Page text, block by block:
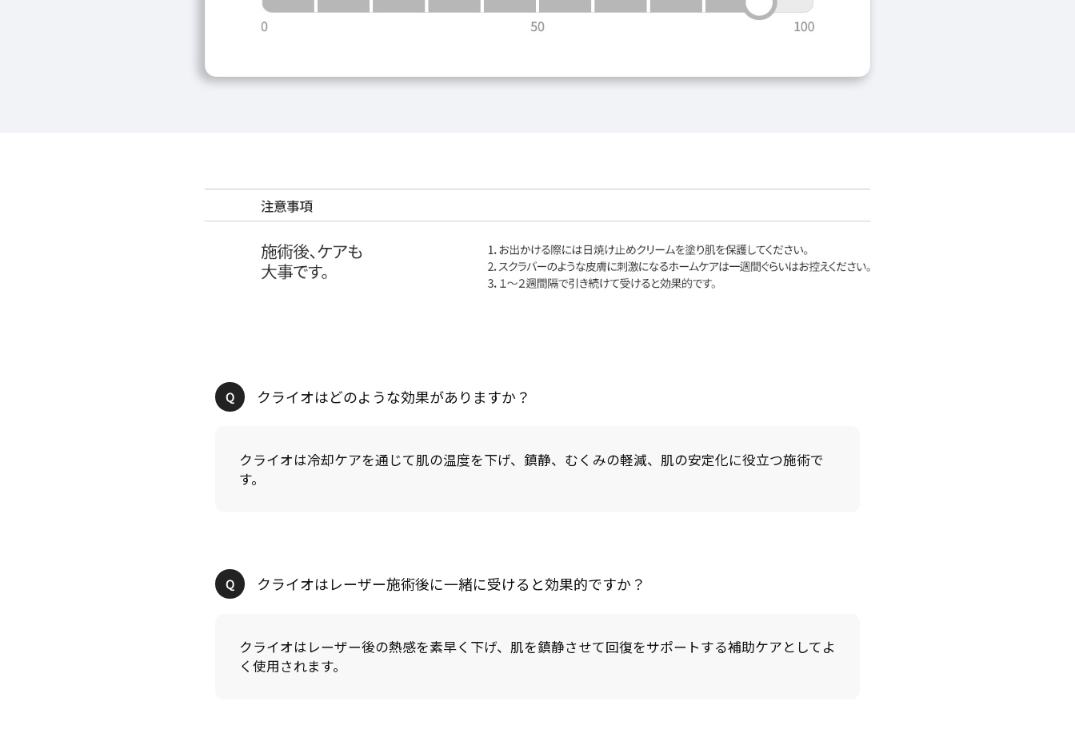
クライオはどのような効果がありますか？
クライオは冷却ケアを通じて肌の温度を下げ、鎮静、むくみの軽減、肌の安定化に役立つ施術で
す。